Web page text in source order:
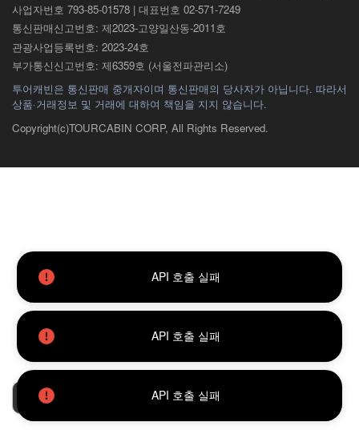
사업자번호 793-85-01578 | 대표번호 02-571-7249
통신판매신고번호: 제2023-고양일산동-2011호
관광사업등록번호: 2023-24호
부가통신신고번호: 제6359호 (서울전파관리소)
투어캐빈은 통신판매 중개자이며 통신판매의 당사자가 아닙니다. 따라서
상품·거래정보 및 거래에 대하여 책임을 지지 않습니다.
Copyright(c)TOURCABIN CORP, All Rights Reserved.
API 호출 실패
API 호출 실패
API 호출 실패